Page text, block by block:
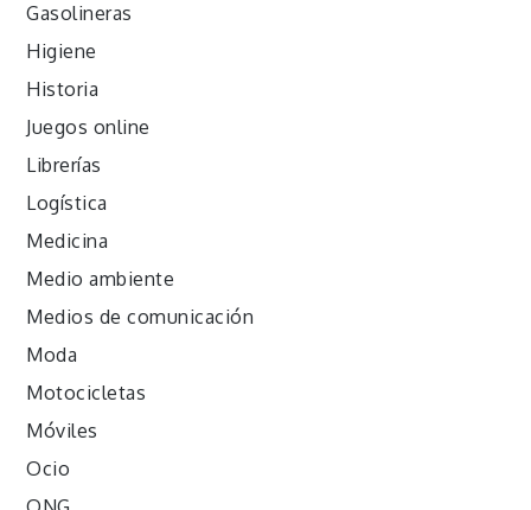
Gasolineras
Higiene
Historia
Juegos online
Librerías
Logística
Medicina
Medio ambiente
Medios de comunicación
Moda
Motocicletas
Móviles
Ocio